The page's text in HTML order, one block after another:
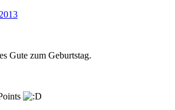
Gute zum Geburtstag.